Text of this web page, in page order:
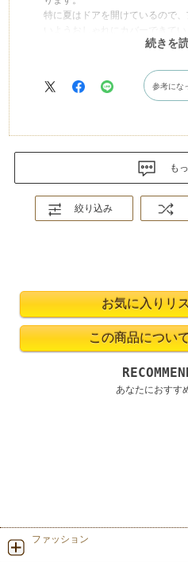
特に夏はドアを開けているので
ハッピー感あふれるお部屋にな
続きを
参考にな
も
絞り込み
あなたにおすす
ファッション